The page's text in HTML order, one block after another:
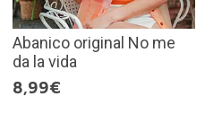
Abanico original No me
da la vida
8,99€